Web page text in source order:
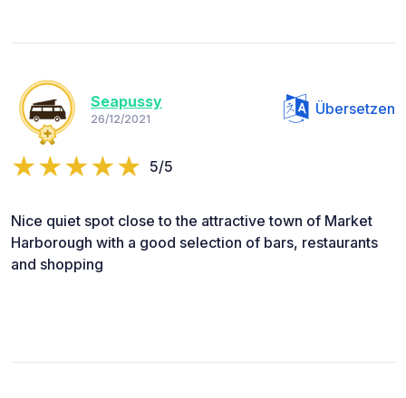
Seapussy
26/12/2021
Übersetzen
5/5
Nice quiet spot close to the attractive town of Market
Harborough with a good selection of bars, restaurants
and shopping